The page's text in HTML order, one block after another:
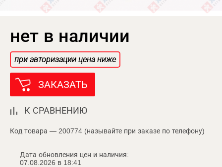
нет в наличии
при авторизации цена ниже
ЗАКАЗАТЬ
К СРАВНЕНИЮ
Код товара — 200774 (называйте при заказе по телефону)
Дата обновления цен и наличия:
07.08.2026 в 18:41